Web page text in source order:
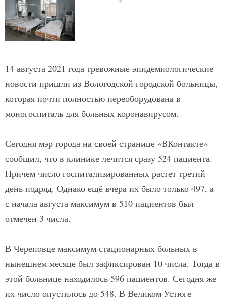
14 августа 2021 года тревожные эпидемиологические
новости пришли из Вологодской городской больницы,
которая почти полностью переоборудована в
моногоспиталь для больных коронавирусом.
Сегодня мэр города на своей странице «ВКонтакте»
сообщил, что в клинике лечится сразу 524 пациента.
Причем число госпитализированных растет третий
день подряд. Однако ещё вчера их было только 497, а
с начала августа максимум в 510 пациентов был
отмечен 3 числа.
В Череповце максимум стационарных больных в
нынешнем месяце был зафиксирован 10 числа. Тогда в
этой больнице находилось 596 пациентов. Сегодня же
их число опустилось до 548. В Великом Устюге